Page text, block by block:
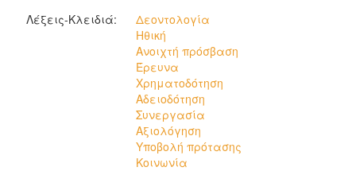
Λέξεις-Κλειδιά:
Δεοντολογία
Ηθική
Ανοιχτή πρόσβαση
Έρευνα
Χρηματοδότηση
Αδειοδότηση
Συνεργασία
Αξιολόγηση
Υποβολή πρότασης
Κοινωνία